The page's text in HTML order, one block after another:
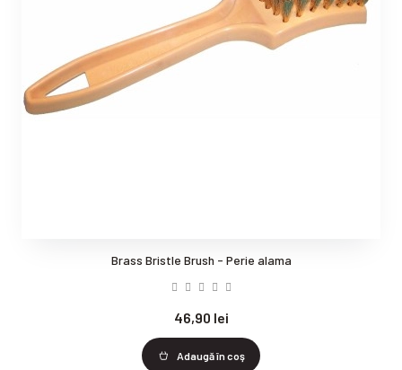
Brass Bristle Brush - Perie alama
46,90 lei
Adaugă în coş